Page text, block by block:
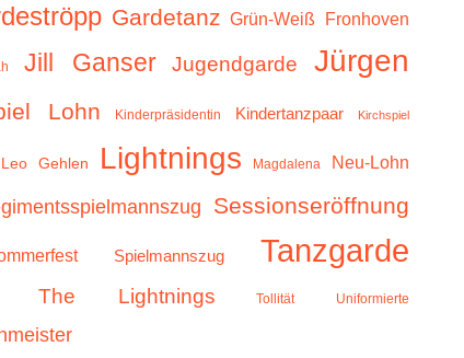
Gardetanz Grün-Weiß Fronhoven
Jill Ganser Jugendgarde
Jürgen
Lohn Kinderpräsidentin Kindertanzpaar Kirchspiel
Leo Gehlen Lightnings Magdalena Neu-Lohn
Sessionseröffnung
Spielmannszug Tanzgarde
The Lightnings Tollität Uniformierte